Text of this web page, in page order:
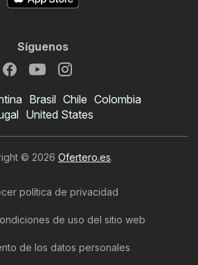
Síguenos
Brasil Chile Colombia
United States
© 2026 Ofertero.es.
política de privacidad
de uso del sitio web
de los datos personales